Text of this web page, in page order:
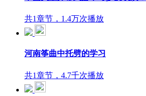
共1章节，1.4万次播放
河南筝曲中托劈的学习
共1章节，4.7千次播放